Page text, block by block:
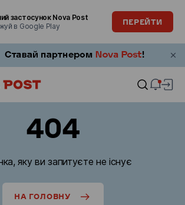
застосунок Nova Post
в Google Play
ПЕРЕЙТИ
404
яку ви запитуєте не існує
НА ГОЛОВНУ